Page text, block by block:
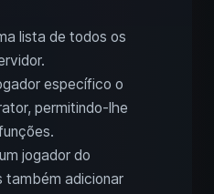
lista de todos os
específico o
permitindo‑lhe
jogador do
também adicionar